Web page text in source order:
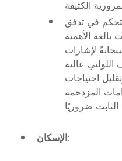
في تدفق
بالغة الأهمية
لإشارات
عالية
احتياجات
المزدحمة
الإسكان: